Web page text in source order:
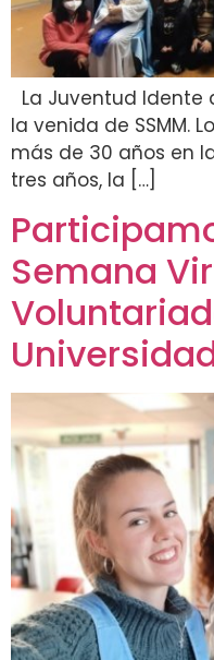
La Juventud Idente
la venida de SSMM.
más de 30 años en
tres años, la […]
Semana